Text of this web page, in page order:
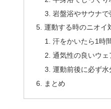
岩盤浴やサウナで
運動する時のニオイ
汗をかいたら1時
通気性の良いウェ
運動前後に必ず水
まとめ